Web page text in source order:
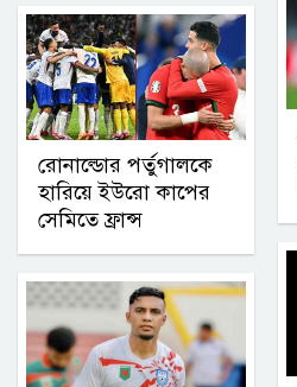
রোনাল্ডোর পর্তুগালকে
হারিয়ে ইউরো কাপের
সেমিতে ফ্রান্স